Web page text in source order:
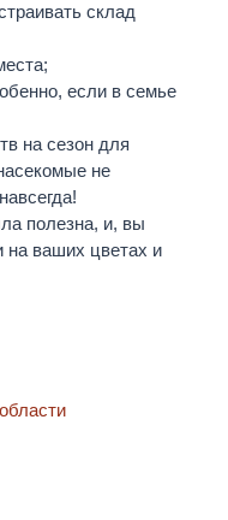
склад
если в семье
на сезон для
не
полезна, и, вы
на ваших цветах и